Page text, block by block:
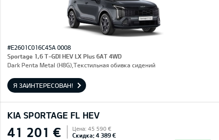
#E2601C016C45A 0008
Sportage 1,6 T-GDI HEV LX Plus 6AT 4WD
Dark Penta Metal (H8G),Текстильная обивка сидений
Я ЗАИНТЕРЕСОВАН!
KIA SPORTAGE FL HEV
41 201 € Цена: 45 590 €
Скидка: 4 389 €